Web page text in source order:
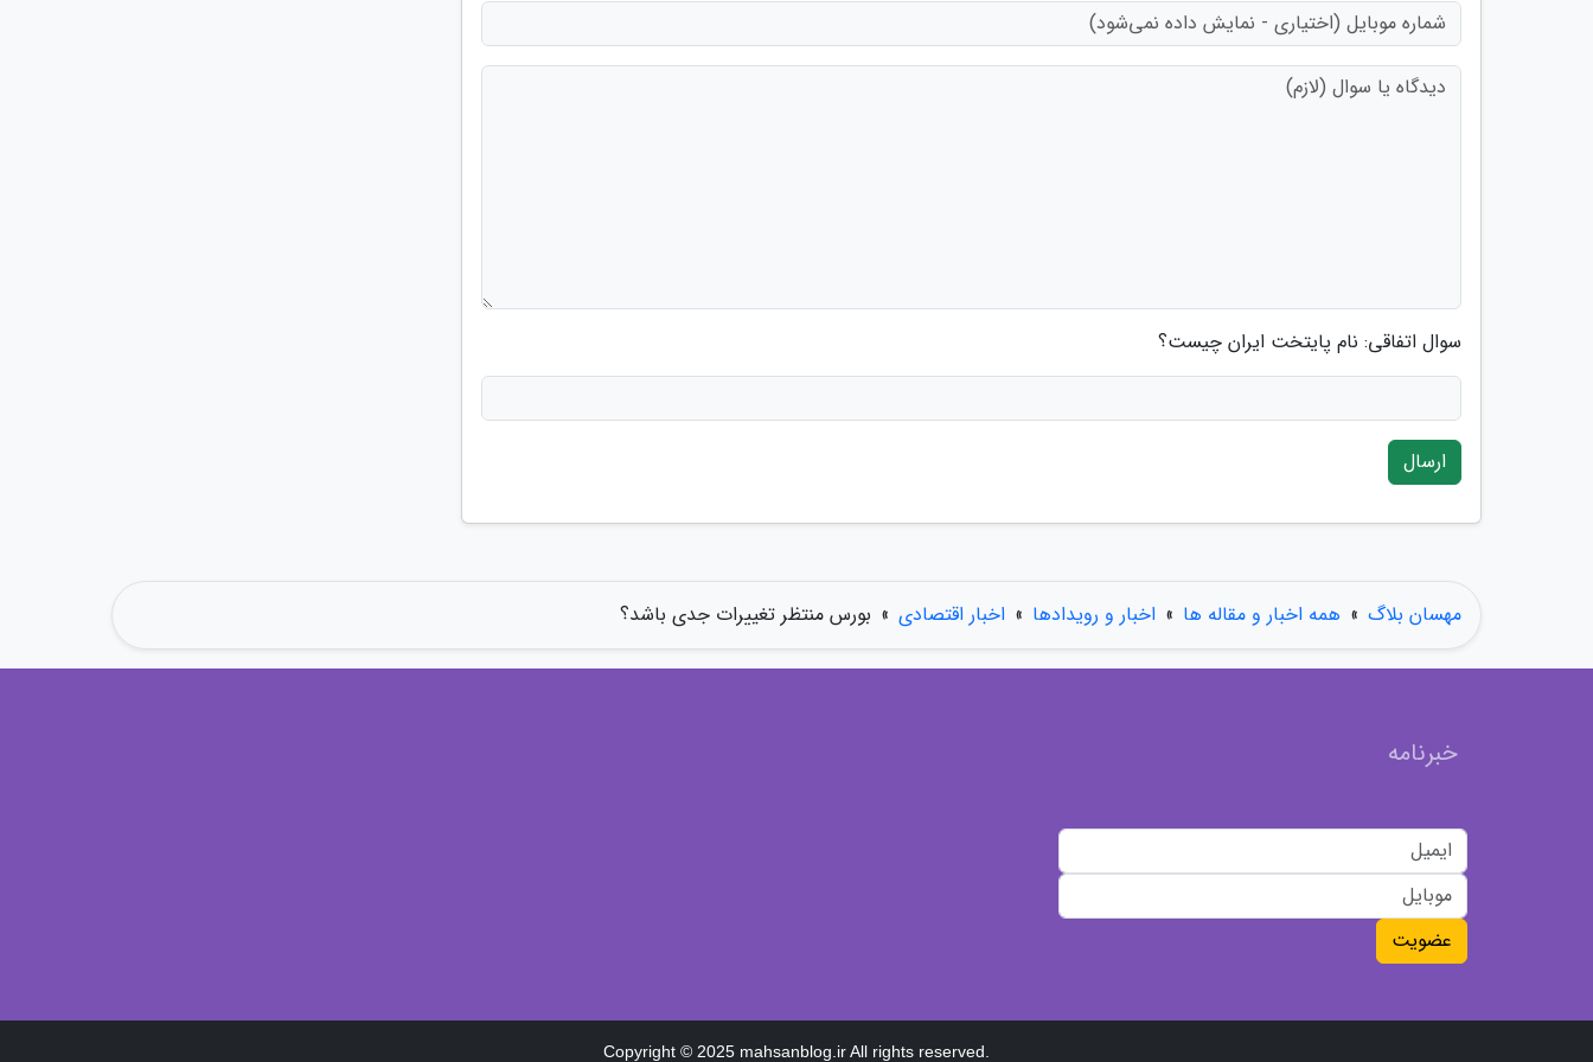
سوال اتفاقی: نام پایتخت ایران چیست؟
ارسال
مهسان بلاگ » همه اخبار و مقاله ها » اخبار و رویدادها » اخبار اقتصادی » بورس منتظر تغییرات جدی باشد؟
خبرنامه
عضویت
Copyright © 2025 mahsanblog.ir All rights reserved.